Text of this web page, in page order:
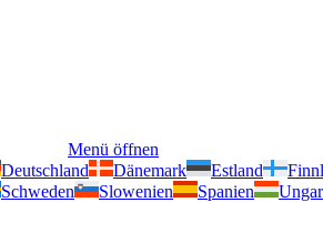
Menü öffnen
Deutschland Dänemark Estland
Schweden Slowenien Spanien